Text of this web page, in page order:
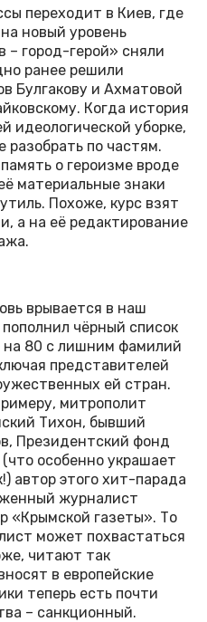
переходит в Киев, где
новый уровень
– город-герой» сняли
ранее решили
Булгакову и Ахматовой
Когда история
идеологической уборке,
разобрать по частям.
о героизме вроде
материальные знаки
Похоже, курс взят
а на её редактирование
врывается в наш
чёрный список
на 80 с лишним фамилий
представителей
ей стран.
митрополит
Тихон, бывший
Президентский фонд
особенно украшает
автор этого хит-парада
журналист
«Крымской газеты». То
может похвастаться
читают так
в европейские
теперь есть почти
– санкционный.